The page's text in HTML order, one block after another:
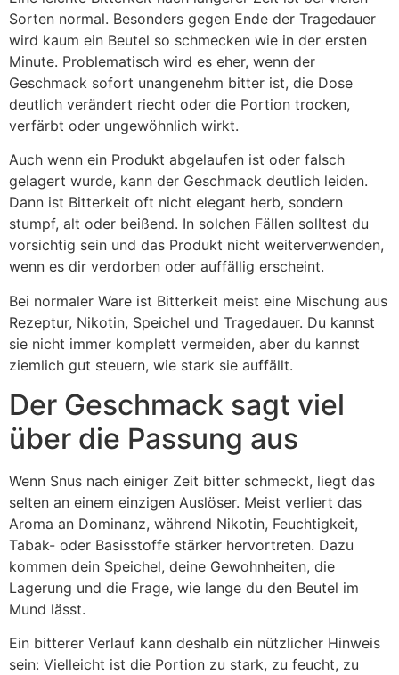
Sorten normal. Besonders gegen Ende der Tragedauer
wird kaum ein Beutel so schmecken wie in der ersten
Minute. Problematisch wird es eher, wenn der
Geschmack sofort unangenehm bitter ist, die Dose
deutlich verändert riecht oder die Portion trocken,
verfärbt oder ungewöhnlich wirkt.
Auch wenn ein Produkt abgelaufen ist oder falsch
gelagert wurde, kann der Geschmack deutlich leiden.
Dann ist Bitterkeit oft nicht elegant herb, sondern
stumpf, alt oder beißend. In solchen Fällen solltest du
vorsichtig sein und das Produkt nicht weiterverwenden,
wenn es dir verdorben oder auffällig erscheint.
Bei normaler Ware ist Bitterkeit meist eine Mischung aus
Rezeptur, Nikotin, Speichel und Tragedauer. Du kannst
sie nicht immer komplett vermeiden, aber du kannst
ziemlich gut steuern, wie stark sie auffällt.
Der Geschmack sagt viel
über die Passung aus
Wenn Snus nach einiger Zeit bitter schmeckt, liegt das
selten an einem einzigen Auslöser. Meist verliert das
Aroma an Dominanz, während Nikotin, Feuchtigkeit,
Tabak- oder Basisstoffe stärker hervortreten. Dazu
kommen dein Speichel, deine Gewohnheiten, die
Lagerung und die Frage, wie lange du den Beutel im
Mund lässt.
Ein bitterer Verlauf kann deshalb ein nützlicher Hinweis
sein: Vielleicht ist die Portion zu stark, zu feucht, zu